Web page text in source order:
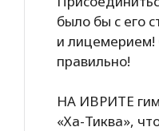
было бы с его
и лицемерием!
правильно!
НА ИВРИТЕ
«Ха-Тиква»,